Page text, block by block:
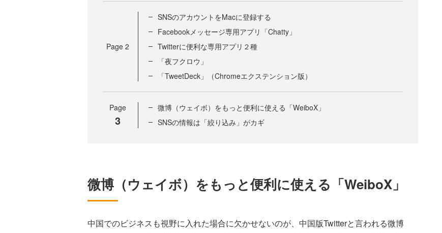
Page 2
SNSのアカウントをMacに登録する
Facebookメッセージ専用アプリ「Chatty」
Twitterに便利な専用アプリ２種
「夜フクロウ」
「TweetDeck」（Chromeエクステンション版）
Page
3
微博（ウェイボ）をもっと便利に使える「WeiboX」
SNSの情報は「絞り込み」がカギ
微博（ウェイボ）をもっと便利に使える「WeiboX」
中国でのビジネスも視野に入れた場合に欠かせないのが、中国版Twitterと言われる微博